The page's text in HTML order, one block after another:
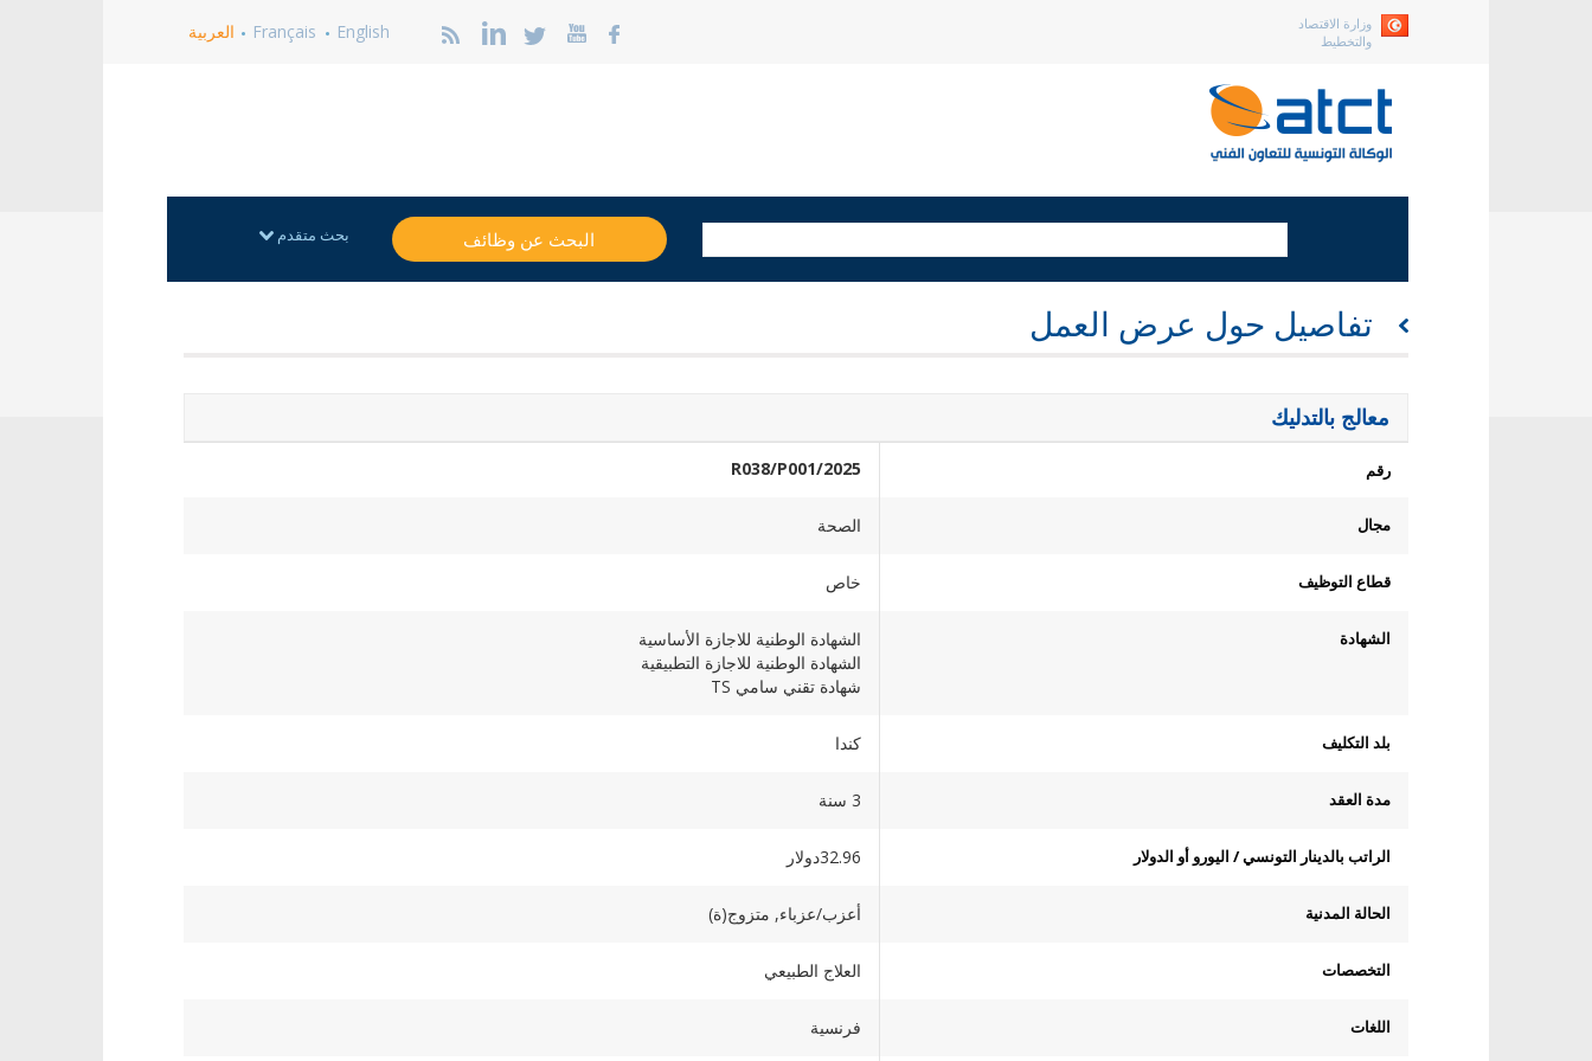
وزارة الاقتصاد
والتخطيط
English
Français العربية
البحث عن وظائف بحث متقدم
تفاصيل حول عرض العمل
معالج بالتدليك
رقم 2025/R038/P001
مجال الصحة
قطاع التوظيف خاص
الشهادة
الشهادة الوطنية للاجازة الأساسية
الشهادة الوطنية للاجازة التطبيقية
شهادة تقني سامي TS
بلد التكليف كندا
مدة العقد 3 سنة
الراتب بالدينار التونسي / اليورو أو الدولار 32.96دولار
الحالة المدنية أعزب/عزباء, متزوج(ة)
التخصصات العلاج الطبيعي
اللغات فرنسية